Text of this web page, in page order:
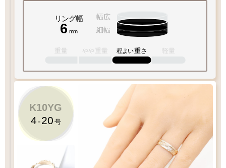
リング幅
6 mm
幅広
細幅
重量 やや 重量 程よい重さ 軽量
4- 20
10
リングサイズガイド
K10YG
4-20 号